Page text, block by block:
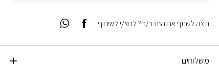
משלוחים
רוצה לשתף את החבר/ה? לחצ/י לשיתוף: